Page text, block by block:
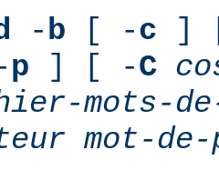
-b [ -c ]
p ] [ -C
mots-
mot-de-